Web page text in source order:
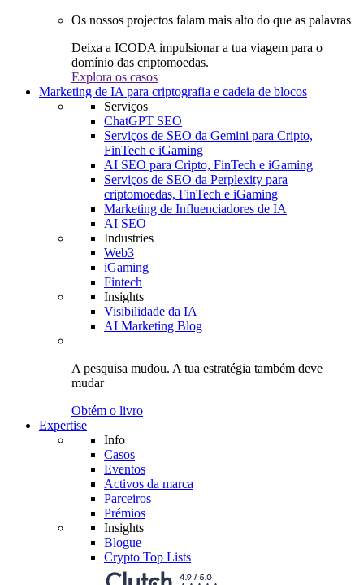
Os nossos projectos falam mais alto do que as palavras
Deixa a ICODA impulsionar a tua viagem para o
domínio das criptomoedas.
Explora os casos
Marketing de IA para criptografia e cadeia de blocos
Serviços
ChatGPT SEO
Serviços de SEO da Gemini para Cripto,
FinTech e iGaming
AI SEO para Cripto, FinTech e iGaming
Serviços de SEO da Perplexity para
criptomoedas, FinTech e iGaming
Marketing de Influenciadores de IA
AI SEO
Industries
Web3
iGaming
Fintech
Insights
Visibilidade da IA
AI Marketing Blog
A pesquisa mudou. A tua estratégia também deve
mudar
Obtém o livro
Expertise
Info
Casos
Eventos
Activos da marca
Parceiros
Prémios
Insights
Blogue
Crypto Top Lists